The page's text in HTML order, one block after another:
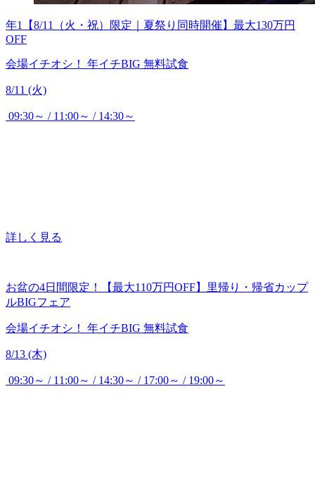
年1【8/11（火・祝）限定｜夏祭り同時開催】最大130万円
OFF
会場イチオシ！ 年イチBIG 無料試食
8/11 (火)
09:30～ / 11:00～ / 14:30～
詳しく見る
お盆の4日間限定！【最大110万円OFF】里帰り・帰省カップ
ルBIGフェア
会場イチオシ！ 年イチBIG 無料試食
8/13 (木)
09:30～ / 11:00～ / 14:30～ / 17:00～ / 19:00～